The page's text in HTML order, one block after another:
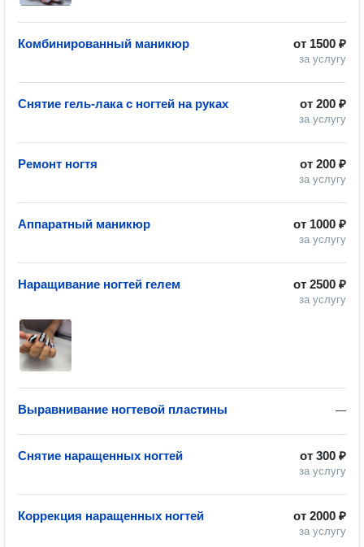
от 1500 ₽
за услугу
Комбинированный маникюр
от 200 ₽
за услугу
Снятие гель-лака с ногтей на руках
от 200 ₽
за услугу
Ремонт ногтя
от 1000 ₽
за услугу
Аппаратный маникюр
от 2500 ₽
за услугу
Наращивание ногтей гелем
—
Выравнивание ногтевой пластины
от 300 ₽
за услугу
Снятие наращенных ногтей
от 2000 ₽
за услугу
Коррекция наращенных ногтей